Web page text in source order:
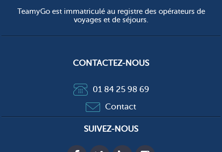
TeamyGo est immatriculé au registre des opérateurs de
voyages et de séjours.
CONTACTEZ-NOUS
01 84 25 98 69
Contact
SUIVEZ-NOUS